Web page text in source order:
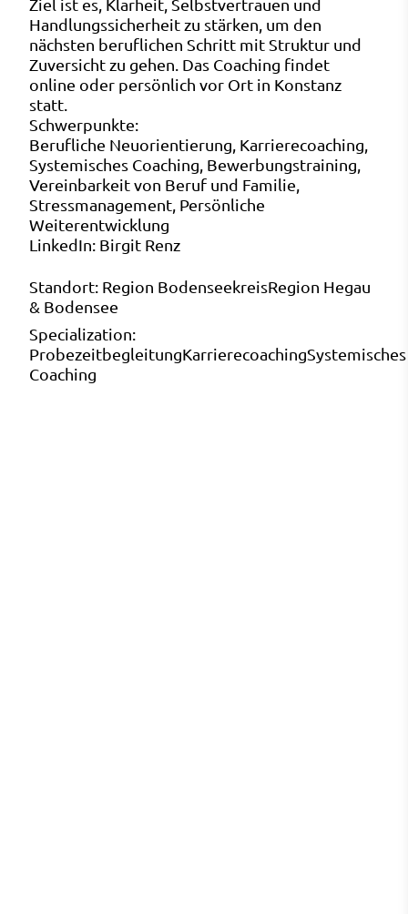
Ziel ist es, Klarheit, Selbstvertrauen und
Handlungssicherheit zu stärken, um den
nächsten beruflichen Schritt mit Struktur und
Zuversicht zu gehen. Das Coaching findet
online oder persönlich vor Ort in Konstanz
statt.
Schwerpunkte:
Berufliche Neuorientierung, Karrierecoaching,
Systemisches Coaching, Bewerbungstraining,
Vereinbarkeit von Beruf und Familie,
Stressmanagement, Persönliche
Weiterentwicklung
LinkedIn: Birgit Renz
Standort: Region BodenseekreisRegion Hegau
& Bodensee
Specialization:
ProbezeitbegleitungKarrierecoachingSystemisches
Coaching